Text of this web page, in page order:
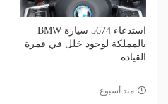
استدعاء 5674 سيارة BMW
بالمملكة لوجود خلل في قمرة
القيادة
منذ أسبوع